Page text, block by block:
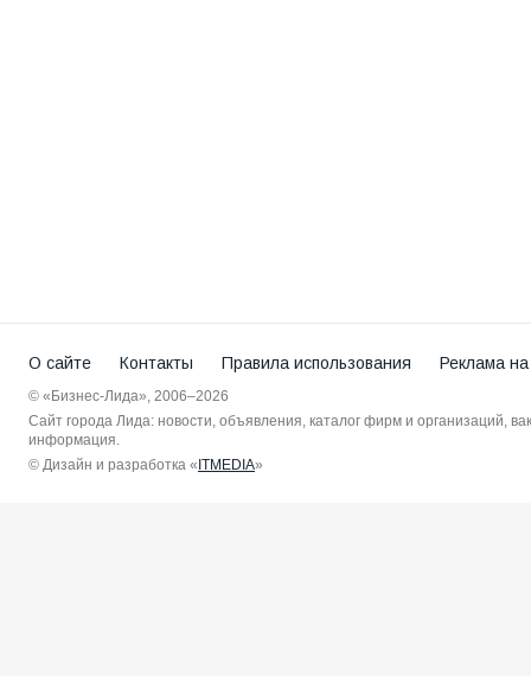
О сайте Контакты Правила использования Реклама
© «Бизнес-Лида», 2006–2026
Сайт города Лида: новости, объявления, каталог фирм и организаций,
информация.
© Дизайн и разработка «ITMEDIA»